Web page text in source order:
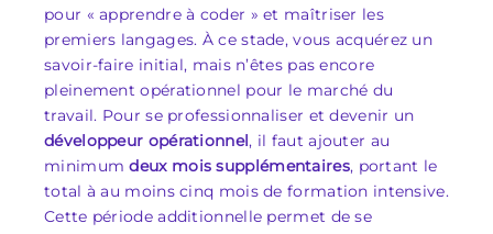
pour « apprendre à coder » et maîtriser les
premiers langages. À ce stade, vous acquérez un
savoir-faire initial, mais n’êtes pas encore
pleinement opérationnel pour le marché du
travail. Pour se professionnaliser et devenir un
développeur opérationnel, il faut ajouter au
minimumdeux mois supplémentaires, portant le
total à au moins cinq mois de formation intensive.
Cette période additionnelle permet de se